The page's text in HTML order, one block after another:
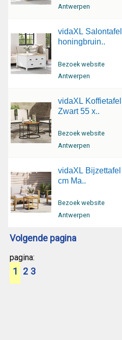
Antwerpen
vidaXL
honingbruin..
Bezoek website
Antwerpen
vidaXL
Zwart 55 x..
Bezoek website
Antwerpen
vidaXL
cm Ma..
Bezoek website
Antwerpen
Volgende pagina
pagina:
1 2 3